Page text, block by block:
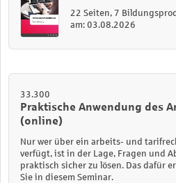
22 Seiten, 7
am: 03.08.2026
33.300
Praktische Anwendung des
(online)
Nur wer über ein arbeits- und
verfügt, ist in der Lage, Fragen und
praktisch sicher zu lösen. Das dafür
Sie in diesem Seminar.